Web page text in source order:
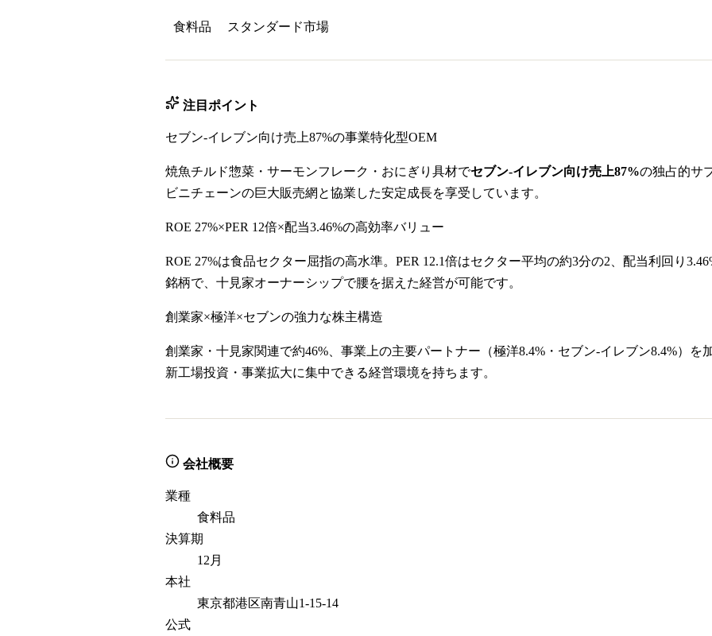
食料品 スタンダード市場
注目ポイント
セブン-イレブン向け売上87%の事業特化型OEM
焼魚チルド惣菜・サーモンフレーク・おにぎり具材でセブン-イレブン向け売上87%の独占的サ
ビニチェーンの巨大販売網と協業した安定成長を享受しています。
ROE 27%×PER 12倍×配当3.46%の高効率バリュー
ROE 27%は食品セクター屈指の高水準。PER 12.1倍はセクター平均の約3分の2、配当利回り
銘柄で、十見家オーナーシップで腰を据えた経営が可能です。
創業家×極洋×セブンの強力な株主構造
創業家・十見家関連で約46%、事業上の主要パートナー（極洋8.4%・セブン-イレブン8.4%）を
新工場投資・事業拡大に集中できる経営環境を持ちます。
会社概要
業種
食料品
決算期
12月
本社
東京都港区南青山1-15-14
公式